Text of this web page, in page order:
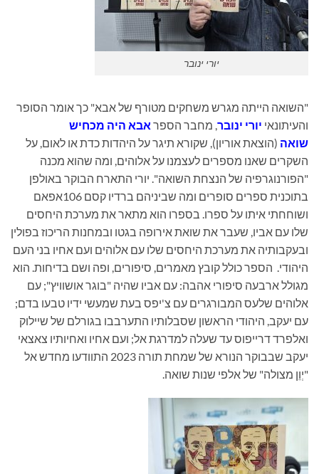
יורי ינובר
"השואה הייתה מגרש משחקים מטורף של אבא" כך אומר הסופר
והעיתונאי יורי ינובר, מחבר הספר אבא היה מכחיש
שואה (הוצאת אוריון), שקורא תיגר על היהדות כדת או לאום, על
השקרים שאנו מספרים לעצמנו על אלוהים, ומה שהוא מכנה
"הפורנוגרפיה של הנצחת השואה". יורי התארח הבוקר באולפן
בתוכנית ספרים סופרים ומה שביניהם ברדיו קסם 106אפאם
ושוחחתי איתו על ספרו. בספרו הוא מתאר את מערכת היחסים
שלו עם אביו, שעבר את שואת אירופה בגטו ובמחנות הריכוז בפולין
ובעקבותיה את מערכת היחסים שלו עם אלוהים ועם אחיו בני העם
היהודי. הספר כולל קובץ מאמרים, סיפורים, ופה ושם בדיחות. הוא
מגולל ארבעה סיפורי אהבה: עם אביו שהיה "בוגר אושוויץ"; עם
אלוהים שלעס המבורגרים עם צ'יפס בעת שמעשי ידיו טבעו בדם;
עם יעקב, היהודי הראשון שסבלותיו התערבבו בגורלם של שיילוק
ואלפרד דרייפוס עד שעלה למדרגת אל; ועם אחיו ואחיותיו צאצאי
יעקב שבבוקר הנורא של שמחת תורה 2023 התוודעו מחדש אל
"יְוֵן מצולה" של אלפי שנות שואה.